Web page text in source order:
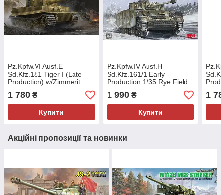
Pz.Kpfw.VI Ausf.E
Sd.Kfz.181 Tiger I (Late
Production) w/Zimmerit
1/35 Trumpeter 09540
1 780 ₴
Купити
Pz.Kpfw.IV Ausf.H
Sd.Kfz.161/1 Early
Production 1/35 Rye Field
Model 5046
1 990₴
Купити
1/
1
Акційні пропозиції та новинки